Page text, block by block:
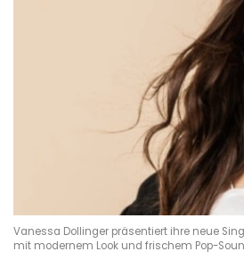
Vanessa Dollinger präsentiert ihre neue
mit modernem Look und frischem Pop-